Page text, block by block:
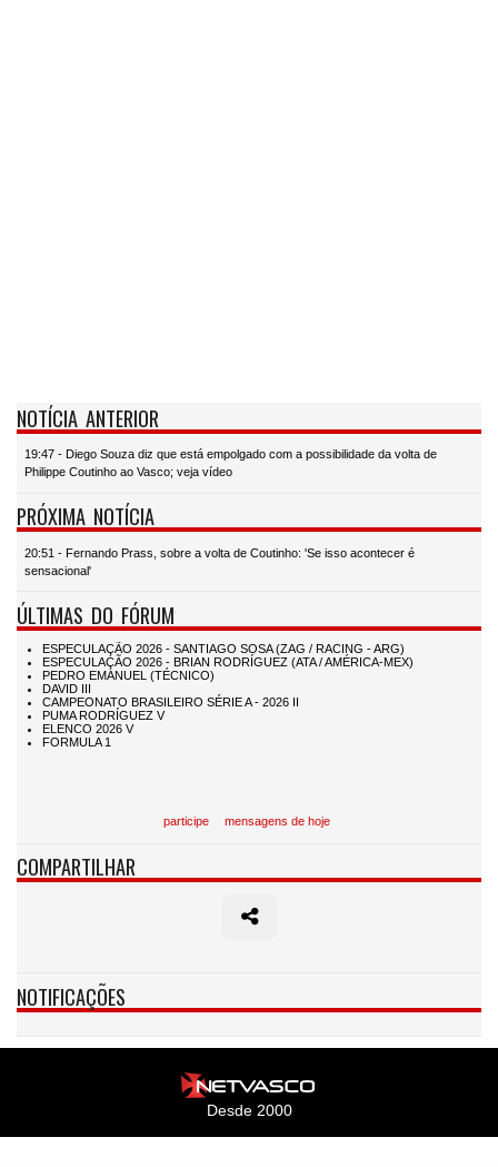
NOTÍCIA ANTERIOR
19:47 - Diego Souza diz que está empolgado com a possibilidade da volta de
Philippe Coutinho ao Vasco; veja vídeo
PRÓXIMA NOTÍCIA
20:51 - Fernando Prass, sobre a volta de Coutinho: 'Se isso acontecer é
sensacional'
ÚLTIMAS DO FÓRUM
participe mensagens de hoje
COMPARTILHAR
NOTIFICAÇÕES
Desde 2000